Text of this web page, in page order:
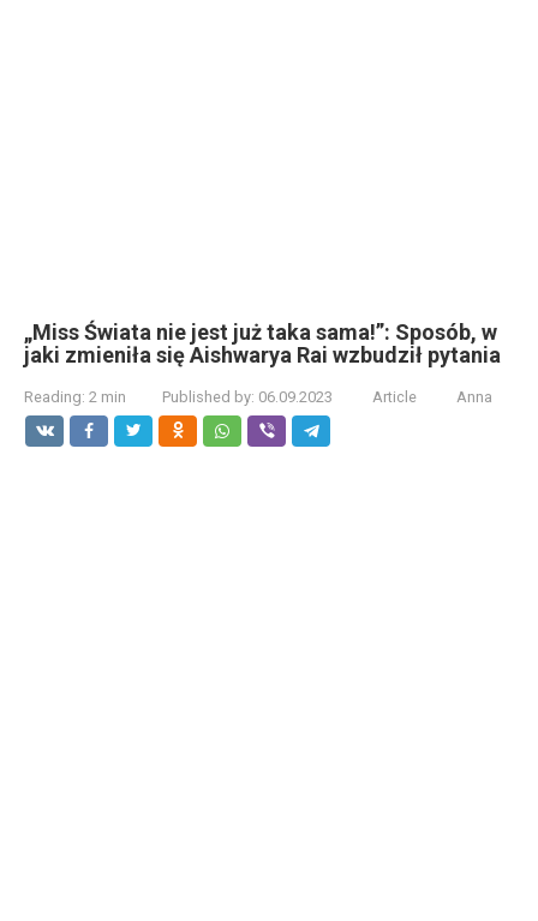
„Miss Świata nie jest już taka sama!”: Sposób, w
jaki zmieniła się Aishwarya Rai wzbudził pytania
Reading: 2 min Published by: 06.09.2023 Article Anna